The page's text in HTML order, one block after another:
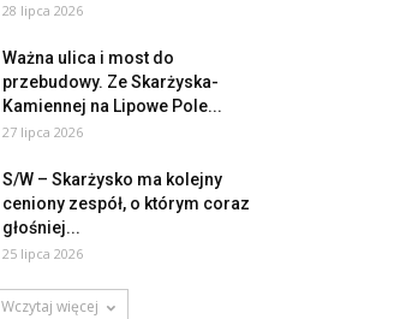
28 lipca 2026
Ważna ulica i most do
przebudowy. Ze Skarżyska-
Kamiennej na Lipowe Pole...
27 lipca 2026
S/W – Skarżysko ma kolejny
ceniony zespół, o którym coraz
głośniej...
25 lipca 2026
Wczytaj więcej